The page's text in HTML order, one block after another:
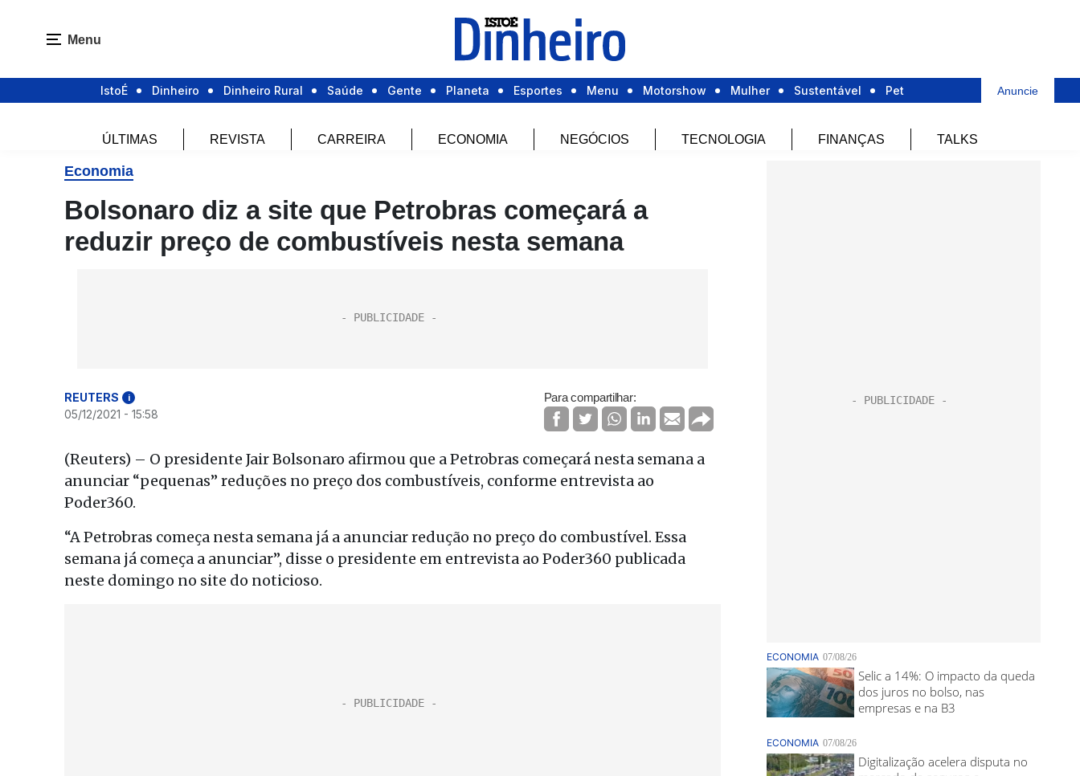
Menu
IstoÉ Dinheiro Dinheiro Rural Saúde Gente Planeta Esportes Menu Motorshow Mulher Sustentável Pet Anuncie
ÚLTIMAS REVISTA CARREIRA ECONOMIA NEGÓCIOS TECNOLOGIA FINANÇAS TALKS
Economia
Bolsonaro diz a site que Petrobras começará a
reduzir preço de combustíveis nesta semana
REUTERS i
05/12/2021 - 15:58
Para compartilhar:
(Reuters) – O presidente Jair Bolsonaro afirmou que a Petrobras começará nesta semana a
anunciar “pequenas” reduções no preço dos combustíveis, conforme entrevista ao
Poder360.
“A Petrobras começa nesta semana já a anunciar redução no preço do combustível. Essa
semana já começa a anunciar”, disse o presidente em entrevista ao Poder360 publicada
neste domingo no site do noticioso.